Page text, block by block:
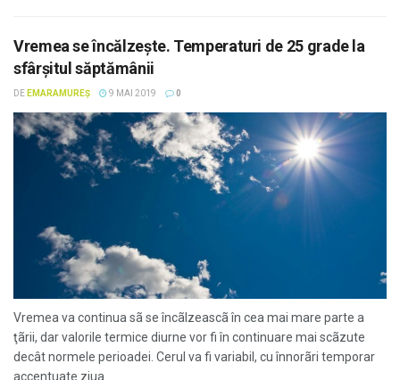
Vremea se încălzește. Temperaturi de 25 grade la
sfârșitul săptămânii
DE EMARAMUREȘ 9 MAI 2019 0
Vremea va continua sã se încãlzeascã în cea mai mare parte a
ţãrii, dar valorile termice diurne vor fi în continuare mai scãzute
decât normele perioadei. Cerul va fi variabil, cu înnorãri temporar
accentuate ziua ...